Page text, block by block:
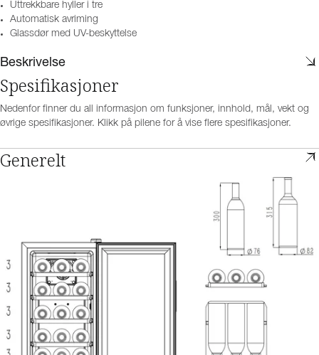
Uttrekkbare hyller i tre
Automatisk avriming
Glassdør med UV-beskyttelse
Beskrivelse
Spesifikasjoner
Nedenfor finner du all informasjon om funksjoner, innhold, mål, vekt og
øvrige spesifikasjoner. Klikk på pilene for å vise flere spesifikasjoner.
Generelt